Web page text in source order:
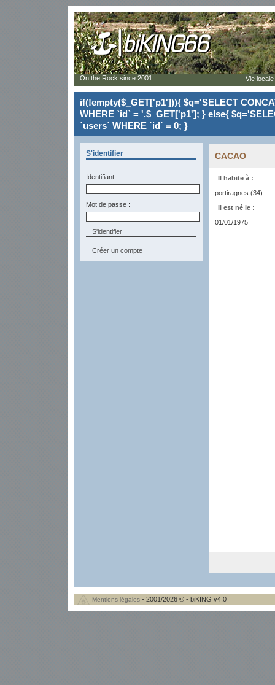
if(!empty($_GET['p1'])){ $q='SELECT
WHERE `id` = '.$_GET['p1']; } else{
`users` WHERE `id` = 0; }
S'identifier
Identifiant :
Mot de passe :
Créer un compte
CACAO
Il habite à :
portiragnes (34)
Il est né le :
01/01/1975
On the Rock since 2001 Vie
Mentions légales - 2001/2026 © - biKING v4.0